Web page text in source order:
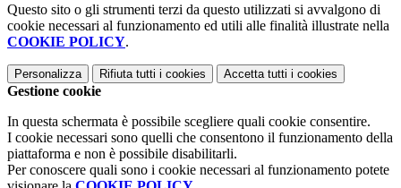
Questo sito o gli strumenti terzi da questo utilizzati si avvalgono di
cookie necessari al funzionamento ed utili alle finalità illustrate nella
COOKIE POLICY.
Personalizza Rifiuta tutti i cookies Accetta tutti i cookies
Gestione cookie
In questa schermata è possibile scegliere quali cookie consentire.
I cookie necessari sono quelli che consentono il funzionamento della
piattaforma e non è possibile disabilitarli.
Per conoscere quali sono i cookie necessari al funzionamento potete